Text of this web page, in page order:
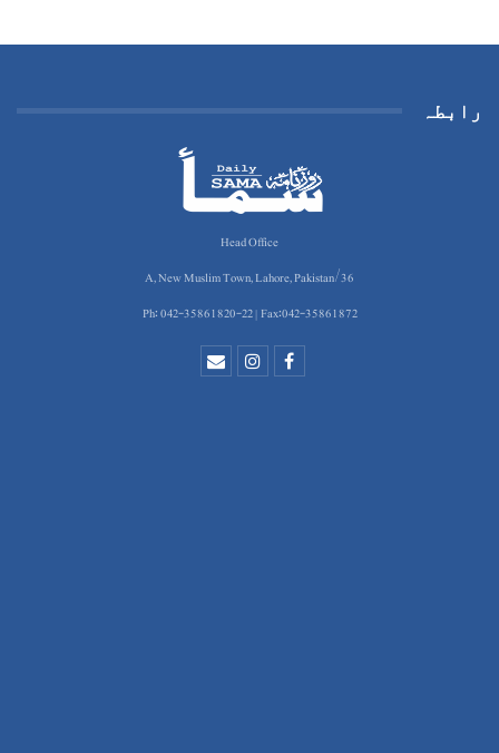
رابطہ
Head Office
36/A, New Muslim Town, Lahore, Pakistan
Ph: 042-35861820-22 | Fax:042-35861872